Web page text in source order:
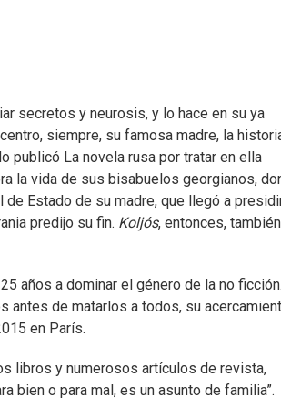
secretos y neurosis, y lo hace en su ya
siempre, su famosa madre, la
publicó La novela rusa por tratar en ella
la vida de sus bisabuelos georgianos,
Estado de su madre, que llegó a
predijo su fin. Koljós, entonces, también
años a dominar el género de la no ficción.
antes de matarlos a todos, su
en París.
libros y numerosos artículos de revista,
bien o para mal, es un asunto de familia”.